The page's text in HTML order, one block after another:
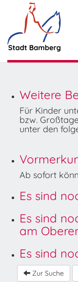
Weitere
Für Kinder
bzw.
unter den
Ab sofort
Es sind
Es sind
am
Es sind
Zur Suche